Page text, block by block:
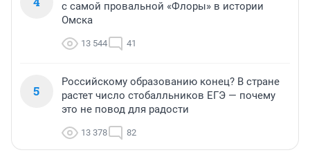
с самой провальной «Флоры» в истории
Омска
13 544 41
5
Российскому образованию конец? В стране
растет число стобалльников ЕГЭ — почему
это не повод для радости
13 378 82